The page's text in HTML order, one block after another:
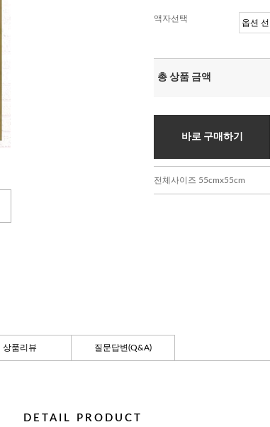
액자선택
총 상품 금액
바로 구매하기
전체사이즈 55cmx55cm
상품리뷰 질문답변(Q&A)
DETAIL PRODUCT